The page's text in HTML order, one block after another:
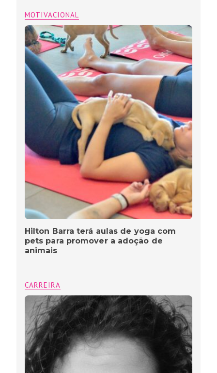
MOTIVACIONAL
Hilton Barra terá aulas de yoga com
pets para promover a adoção de
animais
CARREIRA